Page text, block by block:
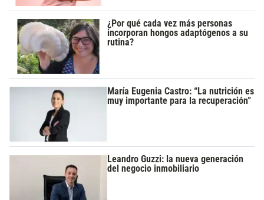
¿Por qué cada vez más personas
incorporan hongos adaptógenos a su
rutina?
María Eugenia Castro: “La nutrición es
muy importante para la recuperación”
Leandro Guzzi: la nueva generación
del negocio inmobiliario